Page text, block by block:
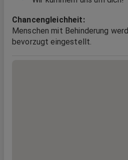
Chancengleichheit:
Menschen mit Behinderung
bevorzugt eingestellt.